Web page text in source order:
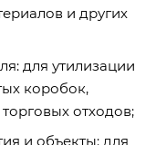
и других
для утилизации
коробок,
отходов;
и объекты: для